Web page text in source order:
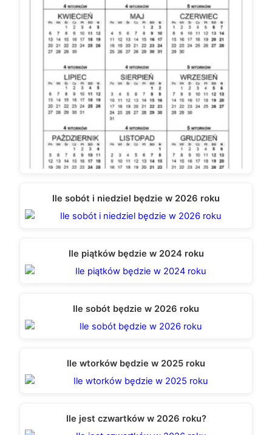
Ile sobót i niedziel będzie w 2026 roku
Ile piątków będzie w 2024 roku
Ile sobót będzie w 2026 roku
Ile wtorków będzie w 2025 roku
Ile jest czwartków w 2026 roku?